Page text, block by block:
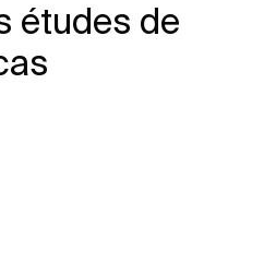
études de